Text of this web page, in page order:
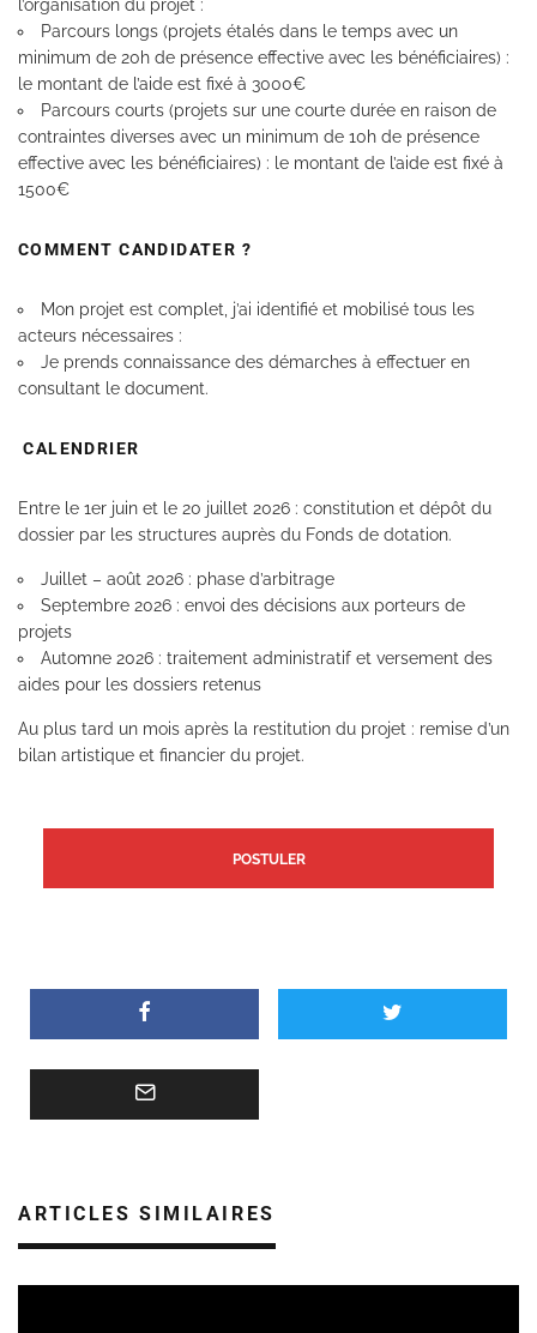
l’organisation du projet :
Parcours longs (projets étalés dans le temps avec un
minimum de 20h de présence effective avec les bénéficiaires) :
le montant de l’aide est fixé à 3000€
Parcours courts (projets sur une courte durée en raison de
contraintes diverses avec un minimum de 10h de présence
effective avec les bénéficiaires) : le montant de l’aide est fixé à
1500€
COMMENT CANDIDATER ?
Mon projet est complet, j’ai identifié et mobilisé tous les
acteurs nécessaires :
Je prends connaissance des démarches à effectuer en
consultant le document.
CALENDRIER
Entre le 1er juin et le 20 juillet 2026 : constitution et dépôt du
dossier par les structures auprès du Fonds de dotation.
Juillet – août 2026 : phase d’arbitrage
Septembre 2026 : envoi des décisions aux porteurs de
projets
Automne 2026 : traitement administratif et versement des
aides pour les dossiers retenus
Au plus tard un mois après la restitution du projet : remise d’un
bilan artistique et financier du projet.
POSTULER
ARTICLES SIMILAIRES